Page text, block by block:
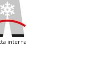
interna